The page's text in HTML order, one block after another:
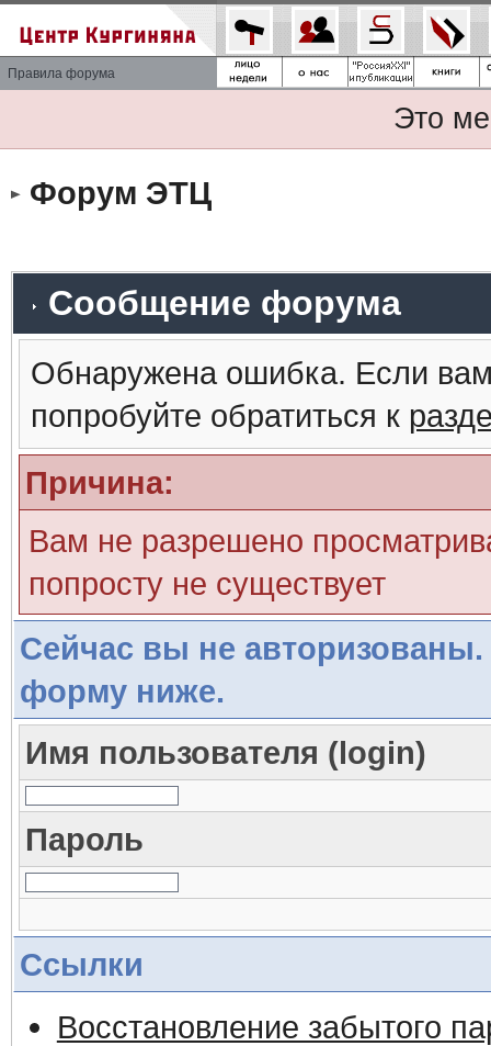
Правила форума
Это
Форум ЭТЦ
Сообщение форума
Обнаружена ошибка. Если
попробуйте обратиться к
Причина:
Вам не разрешено
попросту не существует
Сейчас вы не авторизованы.
форму ниже.
Имя пользователя (login)
Пароль
Ссылки
Восстановление забытого